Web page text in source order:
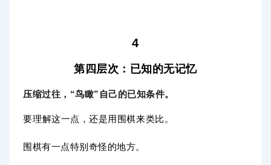
4
第四层次：已知的无记忆
压缩过往，“鸟瞰”自己的已知条件。
要理解这一点，还是用围棋来类比。
围棋有一点特别奇怪的地方。